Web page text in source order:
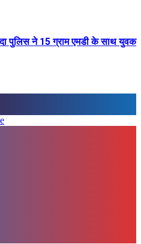
पुलिस ने 15 ग्राम एमडी के साथ युवक